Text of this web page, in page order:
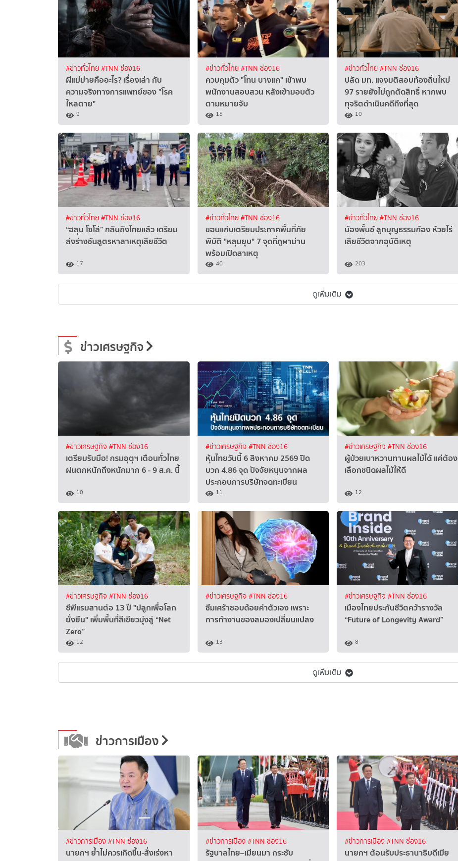
#ข่าวทั่วไทย#TNN ช่อง16
ผีแม่ม่ายคืออะไร? เรื่องเล่า กับ
ความจริงทางการแพทย์ของ "โรค
ใหลตาย"
9
#ข่าวทั่วไทย#TNN ช่อง16
ควบคุมตัว "โทน บางแค" เข้าพบ
พนักงานสอบสวน หลังเข้ามอบตัว
ตามหมายจับ
15
#ข่าวทั่วไทย#TNN ช่อง16
ปลัด มท. แจงมติสอบท้องถิ่นใหม่
97 รายยังไม่ถูกตัดสิทธิ์ หากพบ
ทุจริตดำเนินคดีถึงที่สุด
10
#ข่าวทั่วไทย#TNN ช่อง16
“ฮลุน โซโล่” กลับถึงไทยแล้ว เตรียม
ส่งร่างชันสูตรหาสาเหตุเสียชีวิต
17
#ข่าวทั่วไทย#TNN ช่อง16
ขอนแก่นเตรียมประกาศพื้นที่ภัย
พิบัติ "หลุมยุบ" 7 จุดที่ภูผาม่าน
พร้อมเปิดสาเหตุ
40
#ข่าวทั่วไทย#TNN ช่อง16
น้องพั้นช์ ลูกบุญธรรมก้อง ห้วยไร่
เสียชีวิตจากอุบัติเหตุ
203
ดูเพิ่มเติม
ข่าวเศรษฐกิจ
#ข่าวเศรษฐกิจ #TNN ช่อง16
เตรียมรับมือ! กรมอุตุฯ เตือนทั่วไทย
ฝนตกหนักถึงหนักมาก 6 - 9 ส.ค. นี้
10
#ข่าวเศรษฐกิจ #TNN ช่อง16
หุ้นไทยวันนี้ 6 สิงหาคม 2569 ปิด
บวก 4.86 จุด ปัจจัยหนุนจากผล
ประกอบการบริษัทจดทะเบียน
11
#ข่าวเศรษฐกิจ #TNN ช่อง16
ผู้ป่วยเบาหวานทานผลไม้ได้ แค่ต้อง
เลือกชนิดผลไม้ให้ดี
12
#ข่าวเศรษฐกิจ #TNN ช่อง16
ซีพีแรมสานต่อ 13 ปี "ปลูกเพื่อโลก
ยั่งยืน" เพิ่มพื้นที่สีเขียวมุ่งสู่ “Net
Zero”
12
#ข่าวเศรษฐกิจ #TNN ช่อง16
ซึมเศร้าชอบด้อยค่าตัวเอง เพราะ
การทำงานของสมองเปลี่ยนแปลง
13
#ข่าวเศรษฐกิจ #TNN ช่อง16
เมืองไทยประกันชีวิตคว้ารางวัล
“Future of Longevity Award”
8
ดูเพิ่มเติม
ข่าวการเมือง
#ข่าวการเมือง#TNN ช่อง16
นายกฯ ย้ำไม่ควรเกิดขึ้น-สั่งเร่งหา
#ข่าวการเมือง#TNN ช่อง16
รัฐบาลไทย–เมียนมา กระชับ
#ข่าวการเมือง#TNN ช่อง16
นายกฯ ต้อนรับประธานาธิบดีเมีย